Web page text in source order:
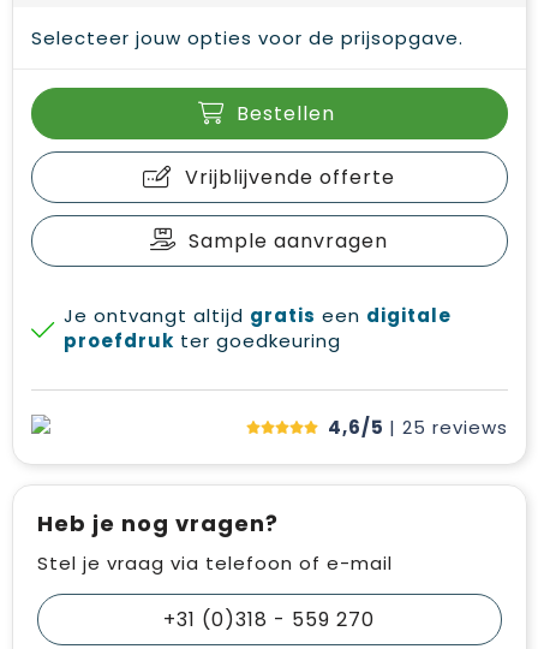
Selecteer jouw opties voor de prijsopgave.
Bestellen
Vrijblijvende offerte
Sample aanvragen
Je ontvangt altijd gratis een digitale
proefdruk ter goedkeuring
4,6/5 | 25 reviews
Heb je nog vragen?
Stel je vraag via telefoon of e-mail
+31 (0)318 - 559 270